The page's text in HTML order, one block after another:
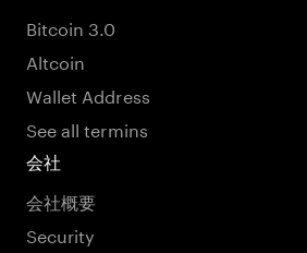
Bitcoin 3.0
Altcoin
Wallet Address
See all termins
会社
会社概要
Security